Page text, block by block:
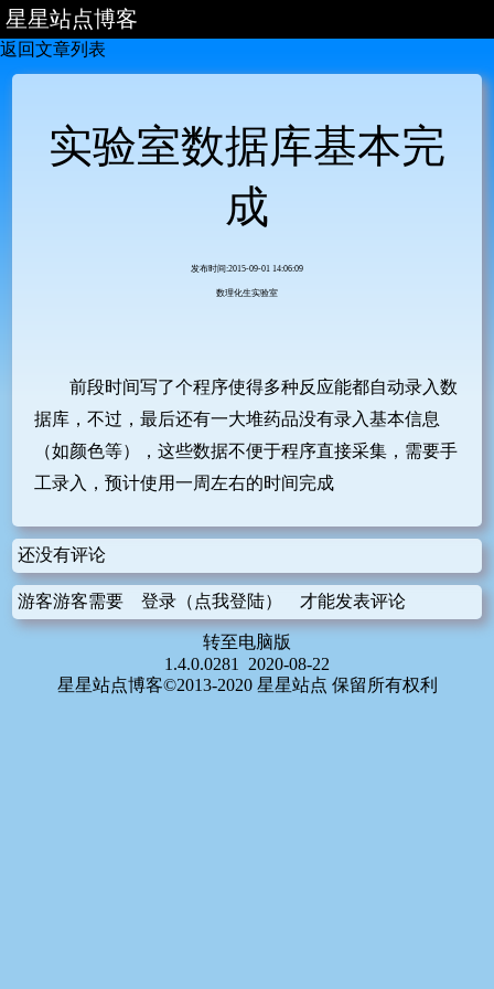
星星站点博客
首页
文章列表
分类列表
返回文章列表
实验室数据库基本完
成
发布时间:2015-09-01 14:06:09
数理化生实验室
前段时间写了个程序使得多种反应能都自动录入数
据库，不过，最后还有一大堆药品没有录入基本信息
（如颜色等），这些数据不便于程序直接采集，需要手
工录入，预计使用一周左右的时间完成
还没有评论
游客游客需要 登录（点我登陆） 才能发表评论
转至电脑版
1.4.0.0281 2020-08-22
星星站点博客©2013-2020 星星站点 保留所有权利